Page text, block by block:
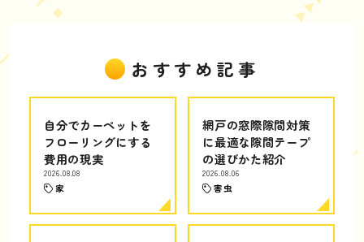
おすすめ記事
自分でカーペットを
フローリングにする
費用の現実
2026.08.08
家
網戸の窓際隙間対策
に最適な隙間テープ
の選びかた紹介
2026.08.06
害虫